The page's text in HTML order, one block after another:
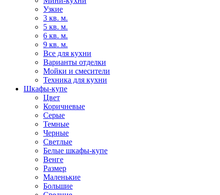
Узкие
3 кв. м.
5 кв. м.
6 кв. м.
9 кв. м.
Все для кухни
Варианты отделки
Мойки и смесители
Техника для кухни
Шкафы-купе
Цвет
Коричневые
Серые
Темные
Черные
Светлые
Белые шкафы-купе
Венге
Размер
Маленькие
Большие